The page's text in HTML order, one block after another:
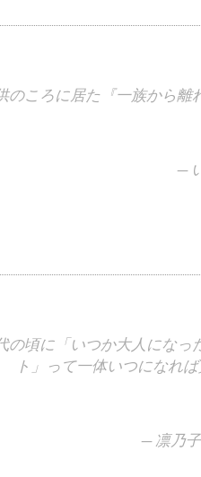
のころに居た『一族から
—
の頃に「いつか大人にな
ト」って一体いつになれ
— 凛乃